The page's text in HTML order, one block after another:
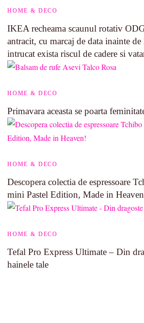
HOME & DECO
IKEA recheama scaunul rotativ
antracit, cu marcaj de data inainte
intrucat exista riscul de cadere si
HOME & DECO
Primavara aceasta se poarta
HOME & DECO
Descopera colectia de espressoare
mini Pastel Edition, Made in
HOME & DECO
Tefal Pro Express Ultimate – Din
hainele tale